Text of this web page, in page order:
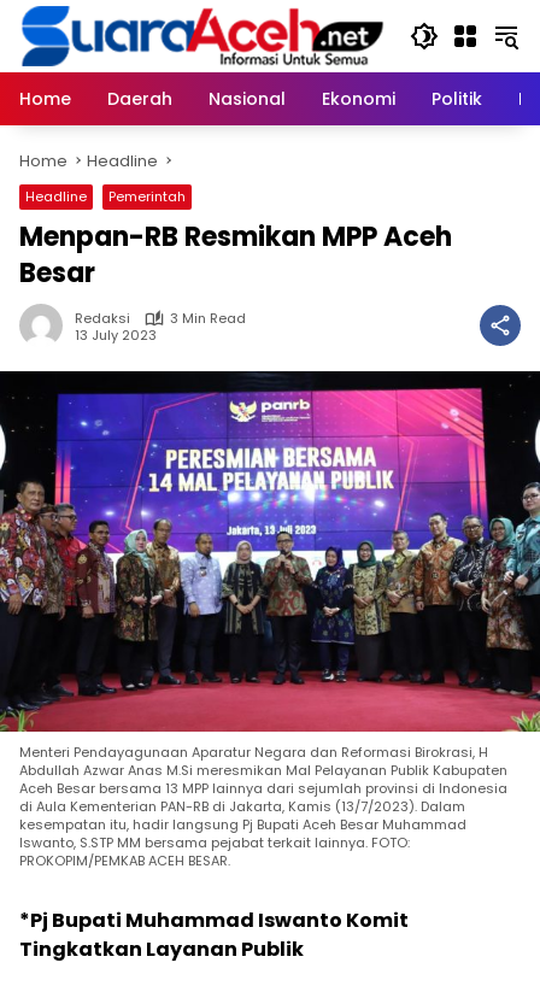
Skip
content
Home
Daerah Nasional Ekonomi Politik
Home Headline
Headline Pemerintah
Menpan-RB Resmikan MPP Aceh
Besar
Redaksi
3 Min Read
13 July 2023
Menteri Pendayagunaan Aparatur Negara dan Reformasi Birokrasi, H
Abdullah Azwar Anas M.Si meresmikan Mal Pelayanan Publik Kabupaten
Aceh Besar bersama 13 MPP lainnya dari sejumlah provinsi di Indonesia
di Aula Kementerian PAN-RB di Jakarta, Kamis (13/7/2023). Dalam
kesempatan itu, hadir langsung Pj Bupati Aceh Besar Muhammad
Iswanto, S.STP MM bersama pejabat terkait lainnya. FOTO:
PROKOPIM/PEMKAB ACEH BESAR.
*Pj Bupati Muhammad Iswanto Komit
Tingkatkan Layanan Publik